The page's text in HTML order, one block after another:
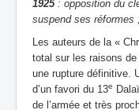
1925 : opposition du
suspend ses réformes
Les auteurs de la «
total sur les raisons de
une rupture définitive.
d’un favori du 13e
de l’armée et très